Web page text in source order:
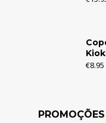
€8.95
PROMOÇÕES